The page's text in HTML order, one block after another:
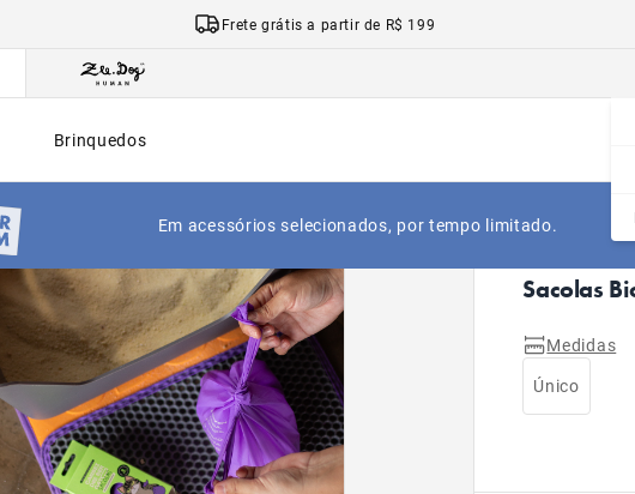
Frete grátis a partir de R$ 199
Brinquedos
Em acessórios selecionados, por tempo limitado.
Gatos
Sacolas
Medidas
Único